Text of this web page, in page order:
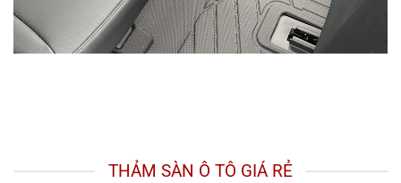
THẢM SÀN Ô TÔ GIÁ RẺ